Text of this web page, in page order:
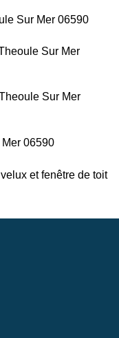
Sur Mer 06590
Sur Mer
Sur Mer
06590
et fenêtre de toit